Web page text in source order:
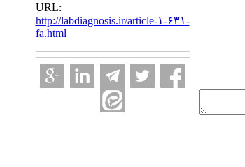
URL:
http://labdiagnosis.ir/article-۱-۶۳۱-
fa.html